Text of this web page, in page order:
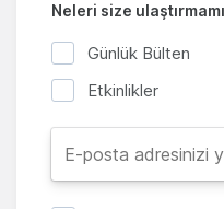
Neleri size
Günlük Bülten
Etkinlikler